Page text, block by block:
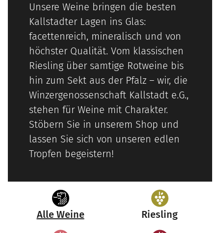
Unsere Weine bringen die besten
Kallstadter Lagen ins Glas:
facettenreich, mineralisch und von
höchster Qualität. Vom klassischen
Riesling über samtige Rotweine bis
hin zum Sekt aus der Pfalz – wir, die
Winzergenossenschaft Kallstadt e.G.,
stehen für Weine mit Charakter.
Stöbern Sie in unserem Shop und
lassen Sie sich von unseren edlen
Tropfen begeistern!
Alle Weine Riesling